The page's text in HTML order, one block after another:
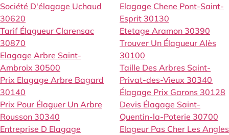
Société D'élagage Uchaud
30620
Tarif Élagueur Clarensac
30870
Elagage Arbre Saint-
Ambroix 30500
Prix Elagage Arbre Bagard
30140
Prix Pour Élaguer Un Arbre
Rousson 30340
Entreprise D Elagage
Elagage Chene Pont-Saint-
Esprit 30130
Etetage Aramon 30390
Trouver Un Élagueur Alès
30100
Taille Des Arbres Saint-
Privat-des-Vieux 30340
Élagage Prix Garons 30128
Devis Élagage Saint-
Quentin-la-Poterie 30700
Elageur Pas Cher Les Angles